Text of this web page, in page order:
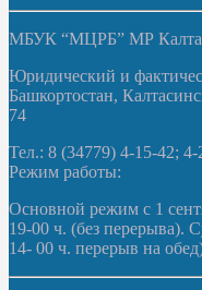
МБУК “МЦРБ” МР
Юридический и
Башкортостан,
74
Тел.: 8 (34779) 4-15-42;
Режим работы:
Основной режим с 1
19-00 ч. (без перерыва).
14- 00 ч. перерыв на